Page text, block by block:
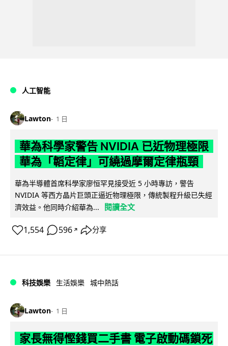
人工智能
Lawton 1 日
華為科學家警告 NVIDIA 已近物理極限
華為「韜定律」可繞過摩爾定律瓶頸
華為半導體首席科學家廖恒罕見接受近 5 小時專訪，警告
NVIDIA 等西方晶片巨頭正逼近物理極限，傳統製程升級已失經
濟效益。他同時介紹華為...
閱讀全文
1,554 596 ↗ 分享
科技娛樂 生活娛樂 城中熱話
Lawton 1 日
家長無得慳錢買二手書 電子啟動碼鎖死